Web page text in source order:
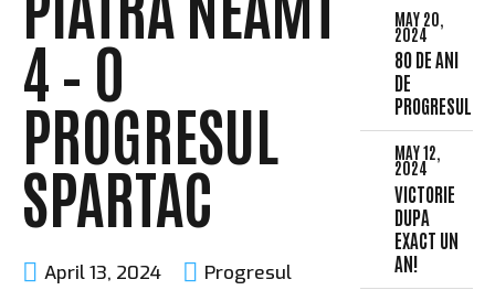
4 – 0
PROGRESUL
SPARTAC
April 13, 2024 Progresul
MAY 20,
2024
80 DE ANI
DE
PROGRESUL
MAY 12,
2024
VICTORIE
DUPA
EXACT UN
AN!